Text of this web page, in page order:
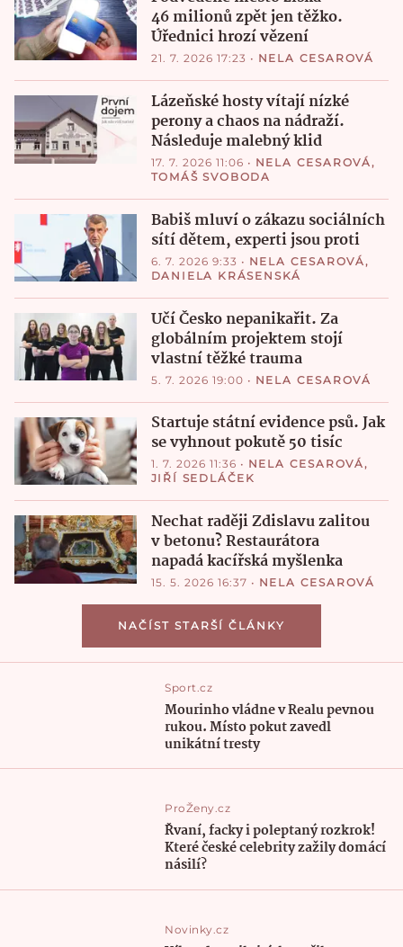
46 milionů zpět jen těžko.
Úřednici hrozí vězení
21. 7. 2026 17:23 • NELA CESAROVÁ
Lázeňské hosty vítají nízké
perony a chaos na nádraží.
Následuje malebný klid
17. 7. 2026 11:06 • NELA CESAROVÁ ,
TOMÁŠ SVOBODA
Babiš mluví o zákazu sociálních
sítí dětem, experti jsou proti
6. 7. 2026 9:33 • NELA CESAROVÁ ,
DANIELA KRÁSENSKÁ
Učí Česko nepanikařit. Za
globálním projektem stojí
vlastní těžké trauma
5. 7. 2026 19:00 • NELA CESAROVÁ
Startuje státní evidence psů. Jak
se vyhnout pokutě 50 tisíc
1. 7. 2026 11:36 • NELA CESAROVÁ,
JIŘÍ SEDLÁČEK
Nechat raději Zdislavu zalitou
v betonu? Restaurátora
napadá kacířská myšlenka
15. 5. 2026 16:37 • NELA CESAROVÁ
NAČÍST STARŠÍ ČLÁNKY
Sport.cz
Mourinho vládne v Realu pevnou
rukou. Místo pokut zavedl
unikátní tresty
ProŽeny.cz
Řvaní, facky i poleptaný rozkrok!
Které české celebrity zažily domácí
násilí?
Novinky.cz